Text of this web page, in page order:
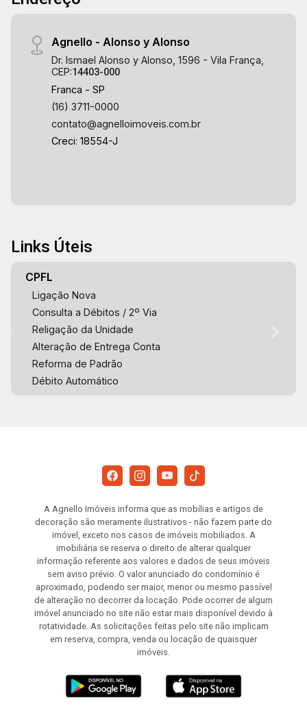
Agnello - Alonso y Alonso
Dr. Ismael Alonso y Alonso, 1596 - Vila França,
CEP:14403-000
Franca - SP
(16) 3711-0000
contato@agnelloimoveis.com.br
Creci: 18554-J
Links Úteis
CPFL
Ligação Nova
Consulta a Débitos / 2º Via
Religação da Unidade
Alteração de Entrega Conta
Reforma de Padrão
Débito Automático
A Agnello Imóveis informa que as mobílias e artigos de
decoração são meramente ilustrativos - não fazem parte do
imóvel, exceto nos casos de imóveis mobiliados. A
imobiliária se reserva o direito de alterar qualquer
informação referente aos valores e dados de seus imóveis
sem aviso prévio. O valor anunciado do condomínio é
aproximado, podendo ser maior, menor ou mesmo passível
de alteração no decorrer da locação. Pode ocorrer de algum
imóvel anunciado no site não estar mais disponível devido à
rotatividade. As solicitações feitas pelo site não implicam
em reserva, compra, venda ou locação de quaisquer
imóveis.